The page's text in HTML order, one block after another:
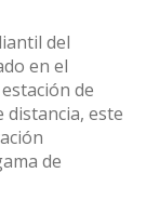
del
en el
de
distancia, este
de